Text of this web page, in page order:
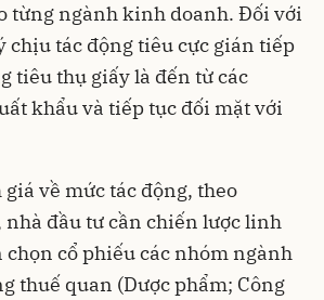
từng ngành kinh doanh. Đối với
chịu tác động tiêu cực gián tiếp
tiêu thụ giấy là đến từ các
khẩu và tiếp tục đối mặt với
về mức tác động, theo
nhà đầu tư cần chiến lược linh
chọn cổ phiếu các nhóm ngành
thuế quan (Dược phẩm; Công